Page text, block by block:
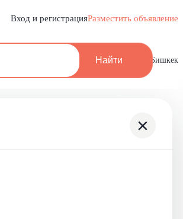
Вход и регистрацияРазместить объявление
Найти Бишкек
×